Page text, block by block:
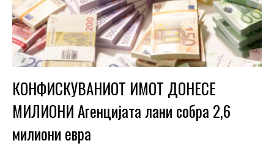
КОНФИСКУВАНИОТ ИМОТ ДОНЕСЕ
МИЛИОНИ Агенцијата лани собра 2,6
милиони евра